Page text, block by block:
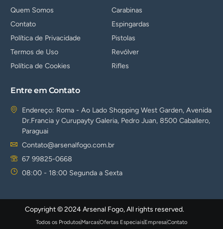
Quem Somos
Contato
Política de Privacidade
Termos de Uso
Política de Cookies
Carabinas
Espingardas
Pistolas
Revólver
Rifles
Entre em Contato
Endereço: Roma - Ao Lado Shopping West Garden, Avenida
Dr.Francia y Curupayty Galeria, Pedro Juan, 8500 Caballero,
Paraguai
Contato@arsenalfogo.com.br
67 99825-0668
08:00 - 18:00 Segunda a Sexta
Copyright © 2024 Arsenal Fogo, All rights reserved.
Todos os ProdutosMarcasOfertas EspeciaisEmpresaContato